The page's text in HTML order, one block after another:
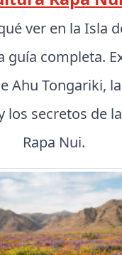
ver en la Isla
guía completa.
Ahu Tongariki,
los secretos de
Rapa Nui.